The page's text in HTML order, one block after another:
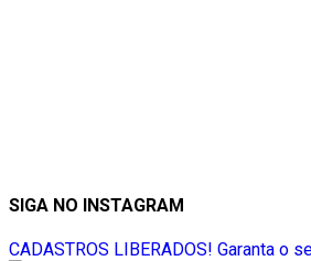
SIGA NO INSTAGRAM
CADASTROS LIBERADOS! Garanta o